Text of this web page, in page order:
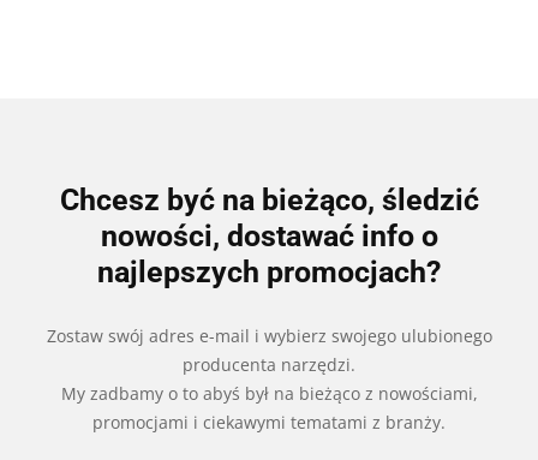
Chcesz być na bieżąco, śledzić
nowości, dostawać info o
najlepszych promocjach?
Zostaw swój adres e-mail i wybierz swojego ulubionego
producenta narzędzi.
My zadbamy o to abyś był na bieżąco z nowościami,
promocjami i ciekawymi tematami z branży.